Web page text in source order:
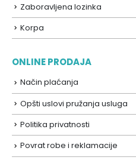
Zaboravljena lozinka
Korpa
ONLINE PRODAJA
Način plaćanja
Opšti uslovi pružanja usluga
Politika privatnosti
Povrat robe i reklamacije